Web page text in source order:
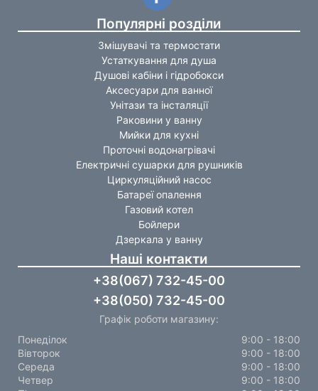
Популярні розділи
Змішувачі та термостати
Устаткування для душа
Душові кабіни і гідробокси
Аксесуари для ванної
Унітази та інсталяції
Раковини у ванну
Мийки для кухні
Проточні водонагрівачі
Електричні сушарки для рушників
Циркуляційний насос
Батареї опалення
Газовий котел
Бойлери
Дзеркала у ванну
Наші контакти
+38(067) 732-45-00
+38(050) 732-45-00
Графік роботи магазину:
Понеділок
9:00 - 18:00
Вівторок
9:00 - 18:00
Середа
9:00 - 18:00
Четвер
9:00 - 18:00